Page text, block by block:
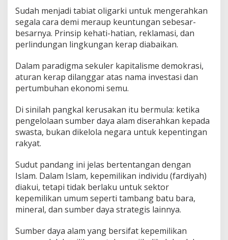
Sudah menjadi tabiat oligarki untuk mengerahkan
segala cara demi meraup keuntungan sebesar-
besarnya. Prinsip kehati-hatian, reklamasi, dan
perlindungan lingkungan kerap diabaikan.
Dalam paradigma sekuler kapitalisme demokrasi,
aturan kerap dilanggar atas nama investasi dan
pertumbuhan ekonomi semu.
Di sinilah pangkal kerusakan itu bermula: ketika
pengelolaan sumber daya alam diserahkan kepada
swasta, bukan dikelola negara untuk kepentingan
rakyat.
Sudut pandang ini jelas bertentangan dengan
Islam. Dalam Islam, kepemilikan individu (fardiyah)
diakui, tetapi tidak berlaku untuk sektor
kepemilikan umum seperti tambang batu bara,
mineral, dan sumber daya strategis lainnya.
Sumber daya alam yang bersifat kepemilikan